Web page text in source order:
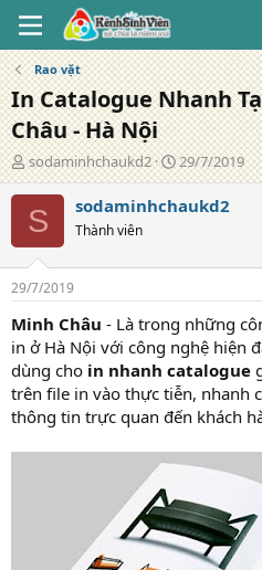
Rao vặt
In Catalogue Nhanh
Châu - Hà Nội
T
á
c
g
ả
sodaminhchaukd2
N
g
à
g
29/7/2019
S sodaminhchaukd2
Thành viên
29/7/2019
Minh Châu - Là trong những
in ở Hà Nội với công nghệ hiện
dùng cho in nhanh catalogue
trên file in vào thực tiễn, nhanh
thông tin trực quan đến khách